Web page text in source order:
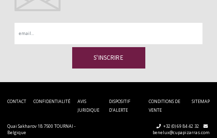
CONTACT CONFIDENTIALITÉ
AVIS
JURIDIQUE
DISPOSITIF
D’ALERTE
CONDITIONS DE
VENTE
SITEMAP
Quai Sakharov 18 7500 TOURNAI -
Belgique
+32 (0) 69 84 42 32
benelux@cupapizarras.com